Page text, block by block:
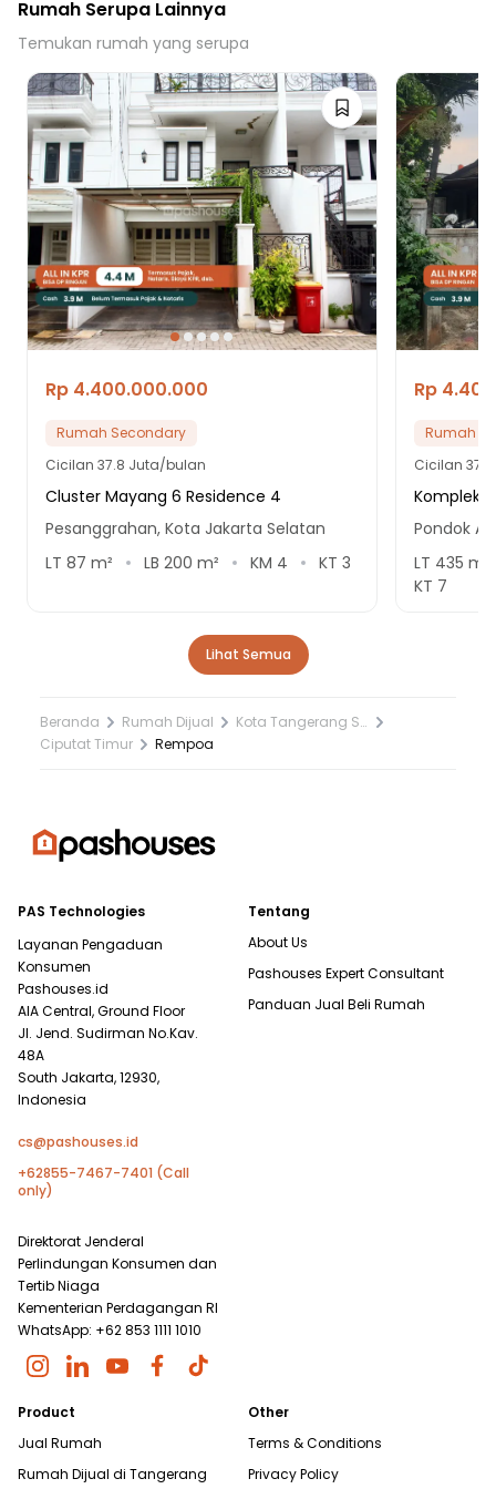
Rumah Serupa Lainnya
Temukan rumah yang serupa
Rp 4.400.000.000
Rumah Secondary
Cicilan 37.8 Juta/bulan
Cluster Mayang 6 Residence 4
Pesanggrahan, Kota Jakarta Selatan
LT 87 m² LB 200 m² KM 4 KT 3
Rp
Rumah
Cicilan
Komplek
Pondok
LT 435 m²
KT 7
Lihat Semua
Beranda Rumah Dijual
Kota Tangerang Selatan
Ciputat Timur
Rempoa
PAS Technologies
Layanan Pengaduan
Konsumen
Pashouses.id
AIA Central, Ground Floor
Jl. Jend. Sudirman No.Kav.
48A
South Jakarta, 12930,
Indonesia
cs@pashouses.id
+62855-7467-7401 (Call
only)
Direktorat Jenderal
Perlindungan Konsumen dan
Tertib Niaga
Kementerian Perdagangan RI
WhatsApp: +62 853 1111 1010
Tentang
About Us
Pashouses Expert Consultant
Panduan Jual Beli Rumah
Product
Jual Rumah
Rumah Dijual di Tangerang
Other
Terms & Conditions
Privacy Policy